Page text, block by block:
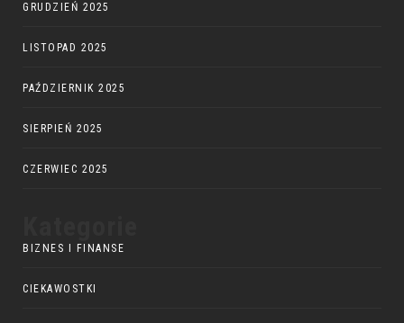
GRUDZIEŃ 2025
LISTOPAD 2025
PAŹDZIERNIK 2025
SIERPIEŃ 2025
CZERWIEC 2025
BIZNES I FINANSE
CIEKAWOSTKI